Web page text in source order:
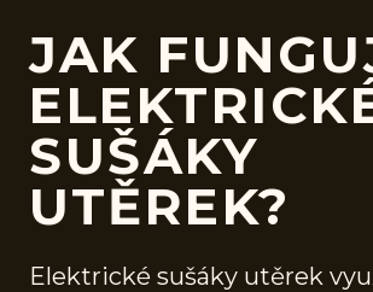
JAK
SUŠÁKY
UTĚREK?
Elektrické sušáky utěrek